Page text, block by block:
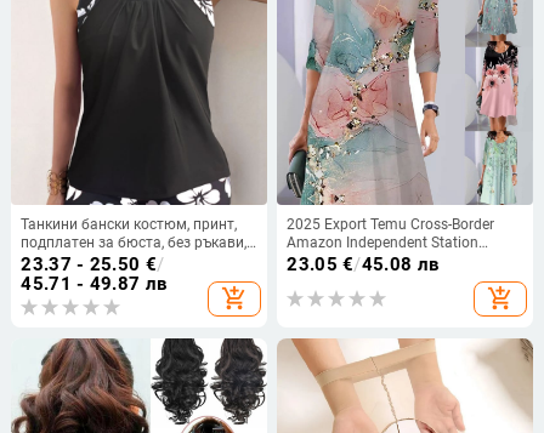
Танкини бански костюм, принт,
подплатен за бюста, без ръкави,
полиестерна материя
23.37 - 25.50 €/
45.71 - 49.87 лв
add_shopping_cart
2025 Export Temu Cross-Border
Amazon Independent Station
Пролетна и есенна модна рокля с
дълъг ръкав и кръгло деколте с
щампа
23.05 €/45.08 лв
add_shopping_cart